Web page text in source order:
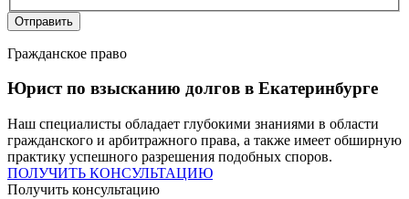
Отправить
Гражданское право
Юрист по взысканию долгов в Екатеринбурге
Наш специалисты обладает глубокими знаниями в области
гражданского и арбитражного права, а также имеет обширную
практику успешного разрешения подобных споров.
ПОЛУЧИТЬ КОНСУЛЬТАЦИЮ
Получить консультацию